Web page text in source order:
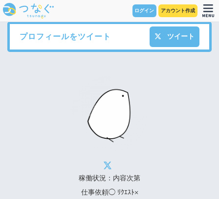
ログイン アカウント作成
プロフィールをツイート ツイート
稼働状況：内容次第
仕事依頼◯ ﾘｸｴｽﾄ×